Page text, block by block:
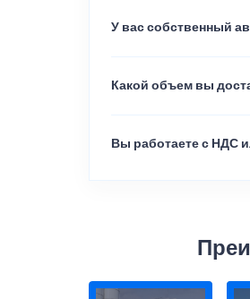
У вас собственный
Какой объем вы
Вы работаете с НДС